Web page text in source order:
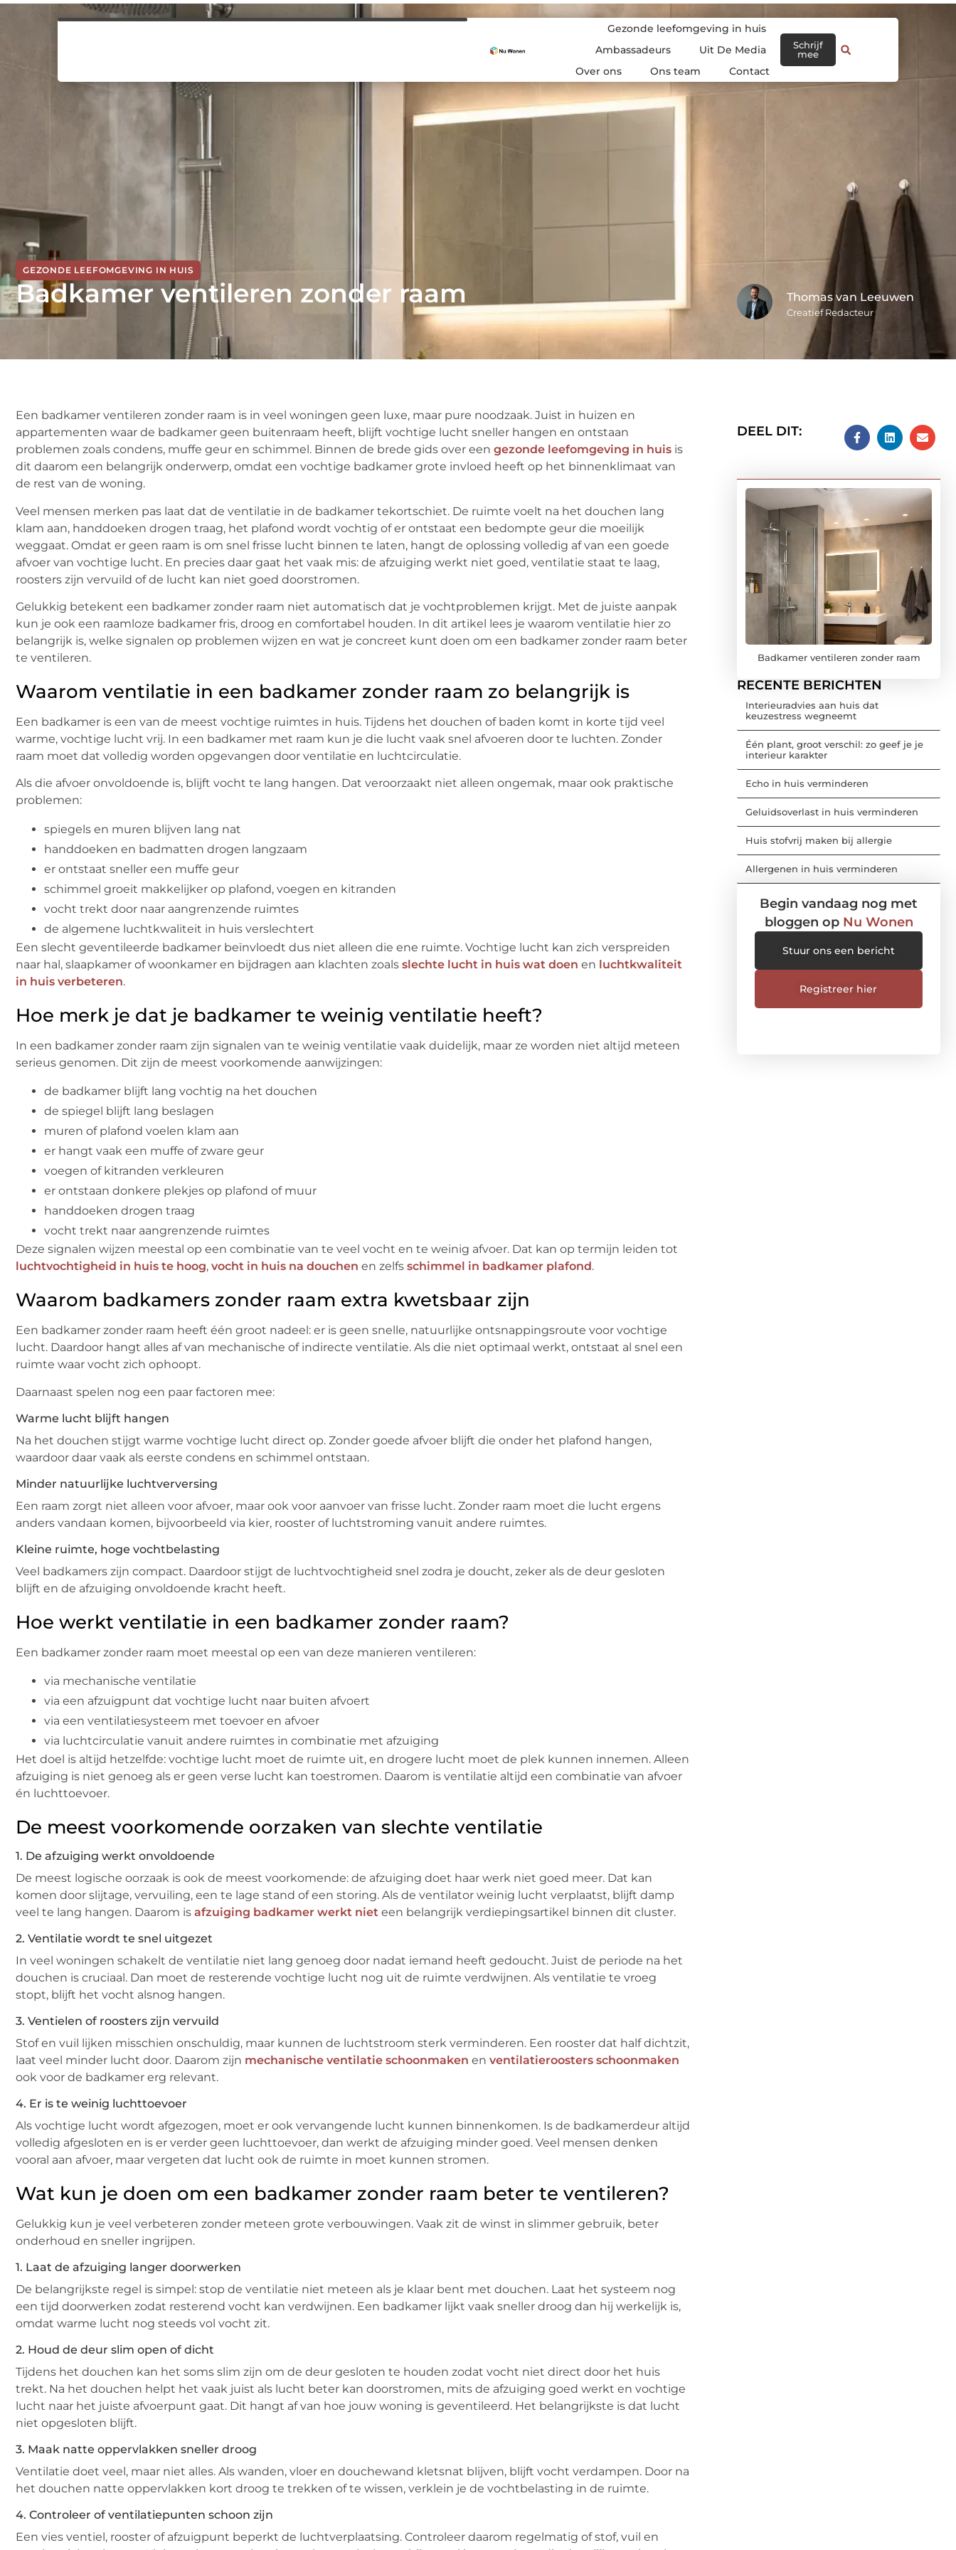
Gezonde leefomgeving in huis
Ambassadeurs
Uit De Media
Over ons
Ons team Contact
Schrijf
mee
GEZONDE LEEFOMGEVING IN HUIS
Badkamer ventileren zonder raam Thomas van Leeuwen
Creatief Redacteur
Een badkamer ventileren zonder raam is in veel woningen geen luxe, maar pure noodzaak. Juist in huizen en
appartementen waar de badkamer geen buitenraam heeft, blijft vochtige lucht sneller hangen en ontstaan
problemen zoals condens, muffe geur en schimmel. Binnen de brede gids over een gezonde leefomgeving in huis is
dit daarom een belangrijk onderwerp, omdat een vochtige badkamer grote invloed heeft op het binnenklimaat van
de rest van de woning.
Veel mensen merken pas laat dat de ventilatie in de badkamer tekortschiet. De ruimte voelt na het douchen lang
klam aan, handdoeken drogen traag, het plafond wordt vochtig of er ontstaat een bedompte geur die moeilijk
weggaat. Omdat er geen raam is om snel frisse lucht binnen te laten, hangt de oplossing volledig af van een goede
afvoer van vochtige lucht. En precies daar gaat het vaak mis: de afzuiging werkt niet goed, ventilatie staat te laag,
roosters zijn vervuild of de lucht kan niet goed doorstromen.
Gelukkig betekent een badkamer zonder raam niet automatisch dat je vochtproblemen krijgt. Met de juiste aanpak
kun je ook een raamloze badkamer fris, droog en comfortabel houden. In dit artikel lees je waarom ventilatie hier zo
belangrijk is, welke signalen op problemen wijzen en wat je concreet kunt doen om een badkamer zonder raam beter
te ventileren.
Waarom ventilatie in een badkamer zonder raam zo belangrijk is
Een badkamer is een van de meest vochtige ruimtes in huis. Tijdens het douchen of baden komt in korte tijd veel
warme, vochtige lucht vrij. In een badkamer met raam kun je die lucht vaak snel afvoeren door te luchten. Zonder
raam moet dat volledig worden opgevangen door ventilatie en luchtcirculatie.
Als die afvoer onvoldoende is, blijft vocht te lang hangen. Dat veroorzaakt niet alleen ongemak, maar ook praktische
problemen:
spiegels en muren blijven lang nat
handdoeken en badmatten drogen langzaam
er ontstaat sneller een muffe geur
schimmel groeit makkelijker op plafond, voegen en kitranden
vocht trekt door naar aangrenzende ruimtes
de algemene luchtkwaliteit in huis verslechtert
Een slecht geventileerde badkamer beïnvloedt dus niet alleen die ene ruimte. Vochtige lucht kan zich verspreiden
naar hal, slaapkamer of woonkamer en bijdragen aan klachten zoals slechte lucht in huis wat doen en luchtkwaliteit
in huis verbeteren.
Hoe merk je dat je badkamer te weinig ventilatie heeft?
In een badkamer zonder raam zijn signalen van te weinig ventilatie vaak duidelijk, maar ze worden niet altijd meteen
serieus genomen. Dit zijn de meest voorkomende aanwijzingen:
de badkamer blijft lang vochtig na het douchen
de spiegel blijft lang beslagen
muren of plafond voelen klam aan
er hangt vaak een muffe of zware geur
voegen of kitranden verkleuren
er ontstaan donkere plekjes op plafond of muur
handdoeken drogen traag
vocht trekt naar aangrenzende ruimtes
Deze signalen wijzen meestal op een combinatie van te veel vocht en te weinig afvoer. Dat kan op termijn leiden tot
luchtvochtigheid in huis te hoog, vocht in huis na douchen en zelfs schimmel in badkamer plafond.
Waarom badkamers zonder raam extra kwetsbaar zijn
Een badkamer zonder raam heeft één groot nadeel: er is geen snelle, natuurlijke ontsnappingsroute voor vochtige
lucht. Daardoor hangt alles af van mechanische of indirecte ventilatie. Als die niet optimaal werkt, ontstaat al snel een
ruimte waar vocht zich ophoopt.
Daarnaast spelen nog een paar factoren mee:
Warme lucht blijft hangen
Na het douchen stijgt warme vochtige lucht direct op. Zonder goede afvoer blijft die onder het plafond hangen,
waardoor daar vaak als eerste condens en schimmel ontstaan.
Minder natuurlijke luchtverversing
Een raam zorgt niet alleen voor afvoer, maar ook voor aanvoer van frisse lucht. Zonder raam moet die lucht ergens
anders vandaan komen, bijvoorbeeld via kier, rooster of luchtstroming vanuit andere ruimtes.
Kleine ruimte, hoge vochtbelasting
Veel badkamers zijn compact. Daardoor stijgt de luchtvochtigheid snel zodra je doucht, zeker als de deur gesloten
blijft en de afzuiging onvoldoende kracht heeft.
Hoe werkt ventilatie in een badkamer zonder raam?
Een badkamer zonder raam moet meestal op een van deze manieren ventileren:
via mechanische ventilatie
via een afzuigpunt dat vochtige lucht naar buiten afvoert
via een ventilatiesysteem met toevoer en afvoer
via luchtcirculatie vanuit andere ruimtes in combinatie met afzuiging
Het doel is altijd hetzelfde: vochtige lucht moet de ruimte uit, en drogere lucht moet de plek kunnen innemen. Alleen
afzuiging is niet genoeg als er geen verse lucht kan toestromen. Daarom is ventilatie altijd een combinatie van afvoer
én luchttoevoer.
De meest voorkomende oorzaken van slechte ventilatie
1. De afzuiging werkt onvoldoende
De meest logische oorzaak is ook de meest voorkomende: de afzuiging doet haar werk niet goed meer. Dat kan
komen door slijtage, vervuiling, een te lage stand of een storing. Als de ventilator weinig lucht verplaatst, blijft damp
veel te lang hangen. Daarom is afzuiging badkamer werkt niet een belangrijk verdiepingsartikel binnen dit cluster.
2. Ventilatie wordt te snel uitgezet
In veel woningen schakelt de ventilatie niet lang genoeg door nadat iemand heeft gedoucht. Juist de periode na het
douchen is cruciaal. Dan moet de resterende vochtige lucht nog uit de ruimte verdwijnen. Als ventilatie te vroeg
stopt, blijft het vocht alsnog hangen.
3. Ventielen of roosters zijn vervuild
Stof en vuil lijken misschien onschuldig, maar kunnen de luchtstroom sterk verminderen. Een rooster dat half dichtzit,
laat veel minder lucht door. Daarom zijn mechanische ventilatie schoonmaken en ventilatieroosters schoonmaken
ook voor de badkamer erg relevant.
4. Er is te weinig luchttoevoer
Als vochtige lucht wordt afgezogen, moet er ook vervangende lucht kunnen binnenkomen. Is de badkamerdeur altijd
volledig afgesloten en is er verder geen luchttoevoer, dan werkt de afzuiging minder goed. Veel mensen denken
vooral aan afvoer, maar vergeten dat lucht ook de ruimte in moet kunnen stromen.
Wat kun je doen om een badkamer zonder raam beter te ventileren?
Gelukkig kun je veel verbeteren zonder meteen grote verbouwingen. Vaak zit de winst in slimmer gebruik, beter
onderhoud en sneller ingrijpen.
1. Laat de afzuiging langer doorwerken
De belangrijkste regel is simpel: stop de ventilatie niet meteen als je klaar bent met douchen. Laat het systeem nog
een tijd doorwerken zodat resterend vocht kan verdwijnen. Een badkamer lijkt vaak sneller droog dan hij werkelijk is,
omdat warme lucht nog steeds vol vocht zit.
2. Houd de deur slim open of dicht
Tijdens het douchen kan het soms slim zijn om de deur gesloten te houden zodat vocht niet direct door het huis
trekt. Na het douchen helpt het vaak juist als lucht beter kan doorstromen, mits de afzuiging goed werkt en vochtige
lucht naar het juiste afvoerpunt gaat. Dit hangt af van hoe jouw woning is geventileerd. Het belangrijkste is dat lucht
niet opgesloten blijft.
3. Maak natte oppervlakken sneller droog
Ventilatie doet veel, maar niet alles. Als wanden, vloer en douchewand kletsnat blijven, blijft vocht verdampen. Door na
het douchen natte oppervlakken kort droog te trekken of te wissen, verklein je de vochtbelasting in de ruimte.
4. Controleer of ventilatiepunten schoon zijn
Een vies ventiel, rooster of afzuigpunt beperkt de luchtverplaatsing. Controleer daarom regelmatig of stof, vuil en
DEEL DIT:
Badkamer ventileren zonder raam
RECENTE BERICHTEN
Interieuradvies aan huis dat
keuzestress wegneemt
Één plant, groot verschil: zo geef je je
interieur karakter
Echo in huis verminderen
Geluidsoverlast in huis verminderen
Huis stofvrij maken bij allergie
Allergenen in huis verminderen
Begin vandaag nog met
bloggen op Nu Wonen
Stuur ons een bericht
Registreer hier